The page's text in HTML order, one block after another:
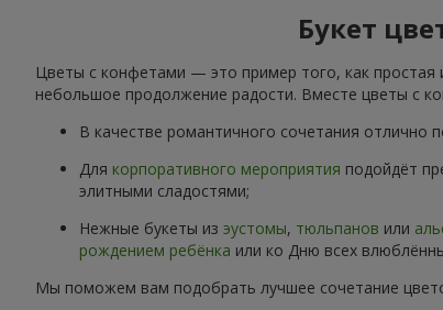
Букет
Цветы с конфетами — это пример того, как простая
небольшое продолжение радости. Вместе цветы с
В качестве романтичного сочетания отлично
Для корпоративного мероприятия подойдёт
элитными сладостями;
Нежные букеты из эустомы, тюльпанов или
рождением ребёнка или ко Дню всех
Мы поможем вам подобрать лучшее сочетание